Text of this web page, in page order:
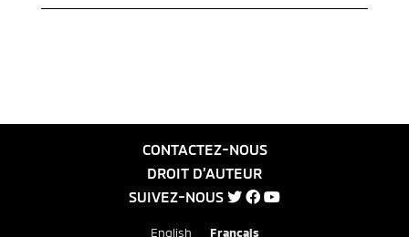
CONTACTEZ-NOUS
DROIT D’AUTEUR
SUIVEZ-NOUS
English Français